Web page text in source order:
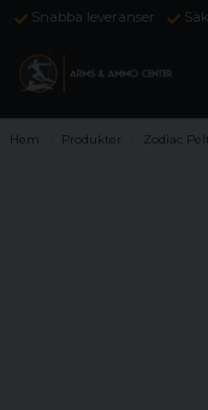
Snabba leveranser
Hem Produkter Zodiac